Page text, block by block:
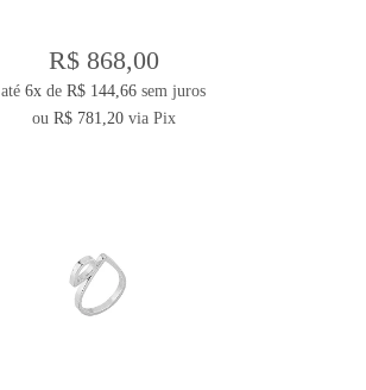
R$ 868,00
até6x deR$ 144,66 sem juros
ou R$ 781,20via Pix